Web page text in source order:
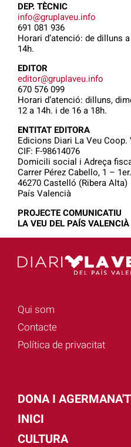
DEP. TÈCNIC
info@gruplaveu.info
691 081 936
Horari d’atenció: de dilluns
14h.
EDITOR
editor@gruplaveu.info
670 576 099
Horari d’atenció: dilluns,
12 a 14h. i de 16 a 18h.
ENTITAT EDITORA
Edicions Diari La Veu Coop.
CIF: F-98614076
Domicili social i Adreça
Carrer Pérez Cabello, 1 – 1er.
46270 Castelló (Ribera Alta)
País Valencià
PROJECTE COMUNICATIU
LA VEU DEL PAÍS VALENCIÀ
Qui som
Contacte
Política de privacitat
DONA I AGERMANA'T
INICI
CULTURA